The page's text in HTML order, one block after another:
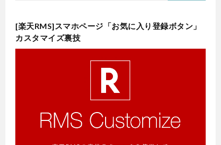
[楽天RMS]スマホページ「お気に入り登録ボタン」
カスタマイズ裏技